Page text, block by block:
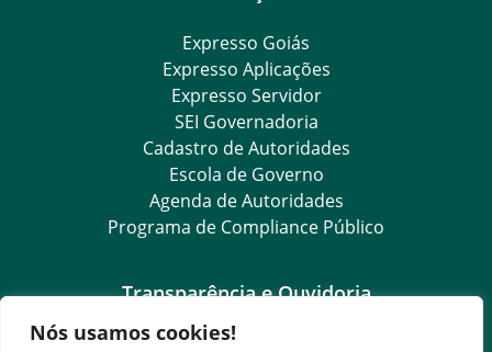
Nós usamos cookies!
Expresso Goiás
Expresso Aplicações
Expresso Servidor
SEI Governadoria
Cadastro de Autoridades
Escola de Governo
Agenda de Autoridades
Programa de Compliance Público
Transparência e Ouvidoria
LGPD